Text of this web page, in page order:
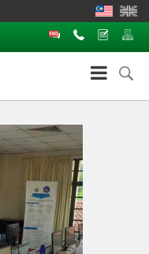
Soalan LazimHubungi Aduan